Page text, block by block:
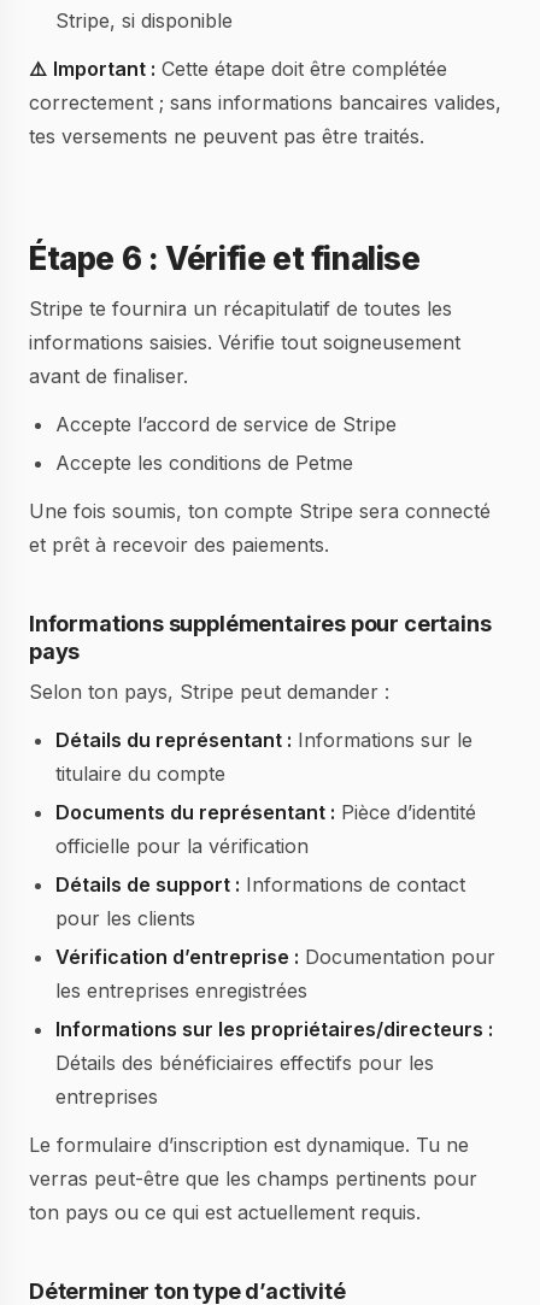
Stripe, si disponible
⚠️ Important : Cette étape doit être complétée
correctement ; sans informations bancaires valides,
tes versements ne peuvent pas être traités.
Étape 6 : Vérifie et finalise
Stripe te fournira un récapitulatif de toutes les
informations saisies. Vérifie tout soigneusement
avant de finaliser.
Accepte l’accord de service de Stripe
Accepte les conditions de Petme
Une fois soumis, ton compte Stripe sera connecté
et prêt à recevoir des paiements.
Informations supplémentaires pour certains
pays
Selon ton pays, Stripe peut demander :
Détails du représentant : Informations sur le
titulaire du compte
Documents du représentant : Pièce d’identité
officielle pour la vérification
Détails de support : Informations de contact
pour les clients
Vérification d’entreprise : Documentation pour
les entreprises enregistrées
Informations sur les propriétaires/directeurs :
Détails des bénéficiaires effectifs pour les
entreprises
Le formulaire d’inscription est dynamique. Tu ne
verras peut-être que les champs pertinents pour
ton pays ou ce qui est actuellement requis.
Déterminer ton type d’activité